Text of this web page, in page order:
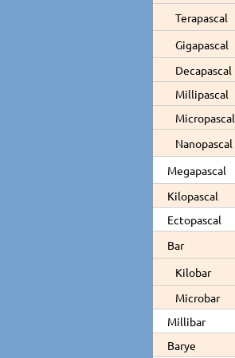
Terapascal
Gigapascal
Decapascal
Millipascal
Micropascal
Nanopascal
Megapascal
Kilopascal
Ectopascal
Bar
Kilobar
Microbar
Millibar
Barye